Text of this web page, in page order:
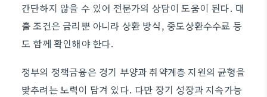
간단하지 않을 수 있어 전문가의 상담이 도움이 된다. 대
출 조건은 금리뿐 아니라 상환 방식, 중도상환수수료 등
도 함께 확인해야 한다.
정부의 정책금융은 경기 부양과 취약계층 지원의 균형을
맞추려는 노력이 담겨 있다. 다만 장기 성장과 지속가능